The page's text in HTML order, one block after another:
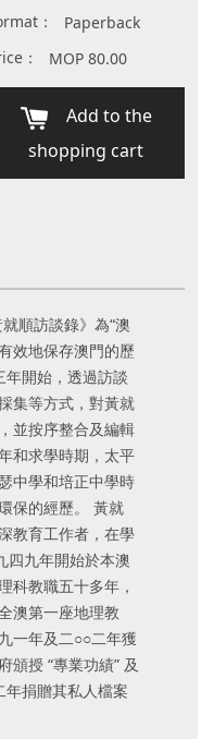
：
Paperback
：
MOP 80.00
Add to the
shopping cart
就順訪談錄》為“澳
效地保存澳門的歷
年開始，透過訪談
集等方式，對黃就
並按序整合及編輯
和求學時期，太平
中學和培正中學時
保的經歷。 黃就
教育工作者，在學
四九年開始於本澳
科教職五十多年，
澳第一座地理教
一年及二○○二年獲
頒授 “專業功績” 及
年捐贈其私人檔案